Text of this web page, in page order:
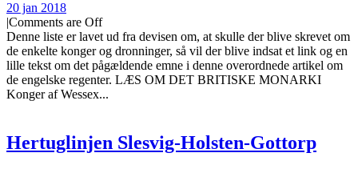
20 jan 2018
|Comments are Off
Denne liste er lavet ud fra devisen om, at skulle der blive skrevet om
de enkelte konger og dronninger, så vil der blive indsat et link og en
lille tekst om det pågældende emne i denne overordnede artikel om
de engelske regenter. LÆS OM DET BRITISKE MONARKI
Konger af Wessex...
Hertuglinjen Slesvig-Holsten-Gottorp